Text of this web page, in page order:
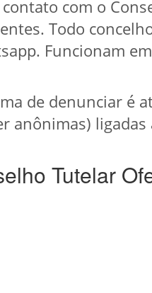
com o
Todo
Funcionam
de denunciar é
anônimas)
Tutelar